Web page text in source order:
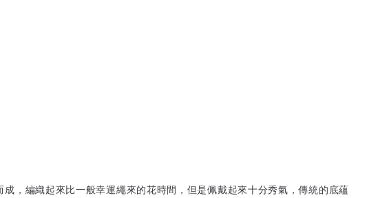
，編織起來比一般幸運繩來的花時間，但是佩戴起來十分秀氣，傳統的底蘊